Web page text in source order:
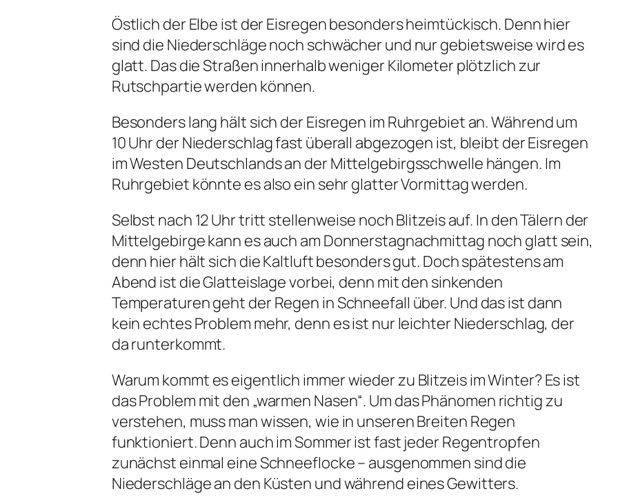
Östlich der Elbe ist der Eisregen besonders heimtückisch. Denn hier
sind die Niederschläge noch schwächer und nur gebietsweise wird es
glatt. Das die Straßen innerhalb weniger Kilometer plötzlich zur
Rutschpartie werden können.
Besonders lang hält sich der Eisregen im Ruhrgebiet an. Während um
10 Uhr der Niederschlag fast überall abgezogen ist, bleibt der Eisregen
im Westen Deutschlands an der Mittelgebirgsschwelle hängen. Im
Ruhrgebiet könnte es also ein sehr glatter Vormittag werden.
Selbst nach 12 Uhr tritt stellenweise noch Blitzeis auf. In den Tälern der
Mittelgebirge kann es auch am Donnerstagnachmittag noch glatt sein,
denn hier hält sich die Kaltluft besonders gut. Doch spätestens am
Abend ist die Glatteislage vorbei, denn mit den sinkenden
Temperaturen geht der Regen in Schneefall über. Und das ist dann
kein echtes Problem mehr, denn es ist nur leichter Niederschlag, der
da runterkommt.
Warum kommt es eigentlich immer wieder zu Blitzeis im Winter? Es ist
das Problem mit den „warmen Nasen“. Um das Phänomen richtig zu
verstehen, muss man wissen, wie in unseren Breiten Regen
funktioniert. Denn auch im Sommer ist fast jeder Regentropfen
zunächst einmal eine Schneeflocke – ausgenommen sind die
Niederschläge an den Küsten und während eines Gewitters.